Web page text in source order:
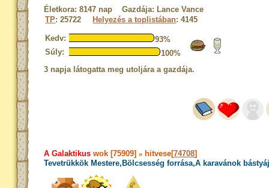
Életkora: 8147 nap Gazdája: Lance Vance
TP: 25722 Helyezés a toplistában: 4145
Kedv:
93%
Súly:
100%
3 napja látogatta meg utoljára a gazdája.
A Galaktikus wok [75909]» hitvese[74708]
Tevetrükkök Mestere,Bölcsesség forrása,A karavánok